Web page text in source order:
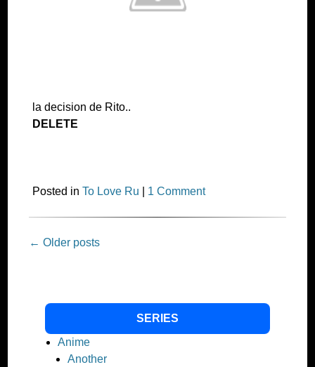
la decision de Rito..
DELETE
Posted inTo Love Ru 1 Comment
Post
← Older posts
SERIES
Anime
Another